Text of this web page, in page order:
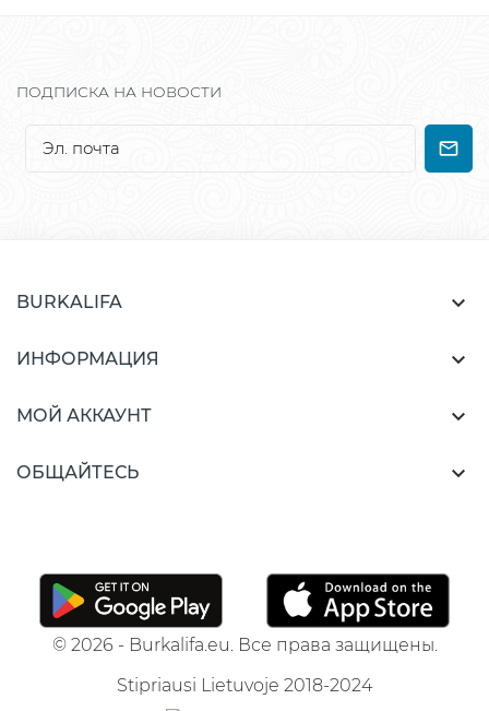
ПОДПИСКА НА НОВОСТИ
BURKALIFA 
ИНФОРМАЦИЯ 
МОЙ АККАУНТ 
ОБЩАЙТЕСЬ 
© 2026 - Burkalifa.eu. Все права защищены.
Stipriausi Lietuvoje 2018-2024